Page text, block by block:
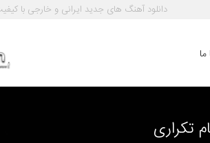
دانلود آهنگ های جدید ایرانی و خارجی با
تکراری